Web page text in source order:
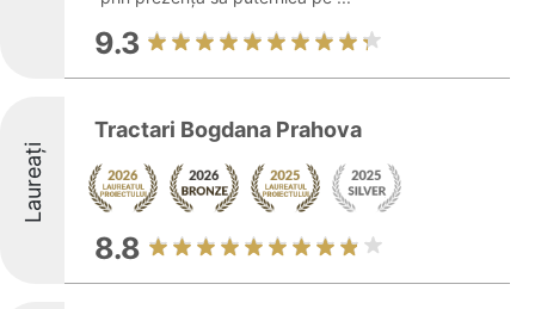
9.3
Laureați
Tractari Bogdana Prahova
8.8